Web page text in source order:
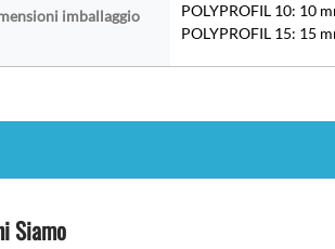
imballaggio
POLYPROFIL 10: 10
POLYPROFIL 15: 15
Siamo